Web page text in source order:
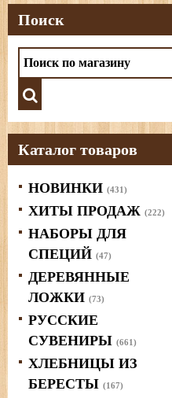
Поиск
Каталог товаров
НОВИНКИ (431)
ХИТЫ ПРОДАЖ (222)
НАБОРЫ ДЛЯ
СПЕЦИЙ (47)
ДЕРЕВЯННЫЕ
ЛОЖКИ (73)
РУССКИЕ
СУВЕНИРЫ (661)
ХЛЕБНИЦЫ ИЗ
БЕРЕСТЫ (167)